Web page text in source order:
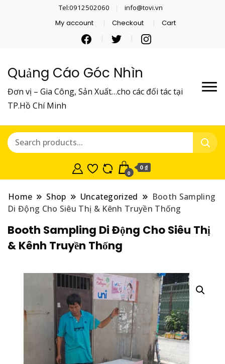
Tel:0912502060 info@tovi.vn
My account Checkout Cart
Quảng Cáo Góc Nhìn
Đơn vị – Gia Công, Sản Xuất…cho các đối tác tại
TP.Hồ Chí Minh
0
0 ₫
Home Shop Uncategorized
Booth Sampling
Di Động Cho Siêu Thị & Kênh Truyền Thống
Booth Sampling Di Động Cho Siêu Thị
& Kênh Truyền Thống